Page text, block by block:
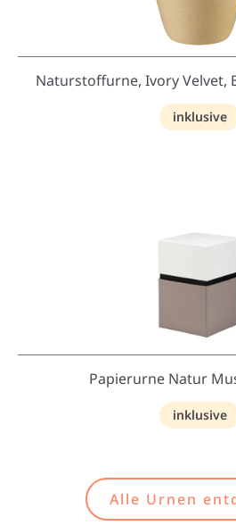
Naturstoffurne, Ivory Velvet,
inklusive
Papierurne Natur
inklusive
Alle Urnen